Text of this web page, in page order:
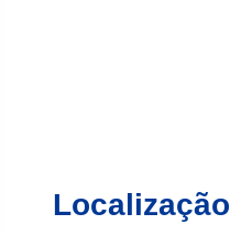
Localização